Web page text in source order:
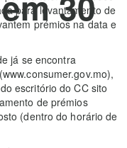
para levantamento de
prémios na data e
já se encontra
escritório do CC sito
de prémios
(dentro do horário de